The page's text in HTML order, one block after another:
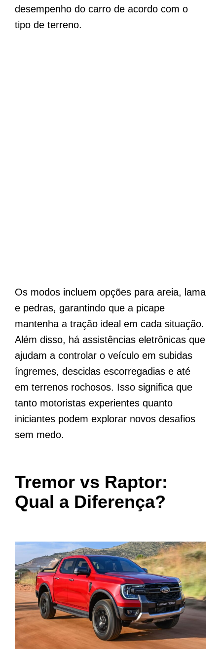
desempenho do carro de acordo com o
tipo de terreno.
Os modos incluem opções para areia, lama
e pedras, garantindo que a picape
mantenha a tração ideal em cada situação.
Além disso, há assistências eletrônicas que
ajudam a controlar o veículo em subidas
íngremes, descidas escorregadias e até
em terrenos rochosos. Isso significa que
tanto motoristas experientes quanto
iniciantes podem explorar novos desafios
sem medo.
Tremor vs Raptor:
Qual a Diferença?